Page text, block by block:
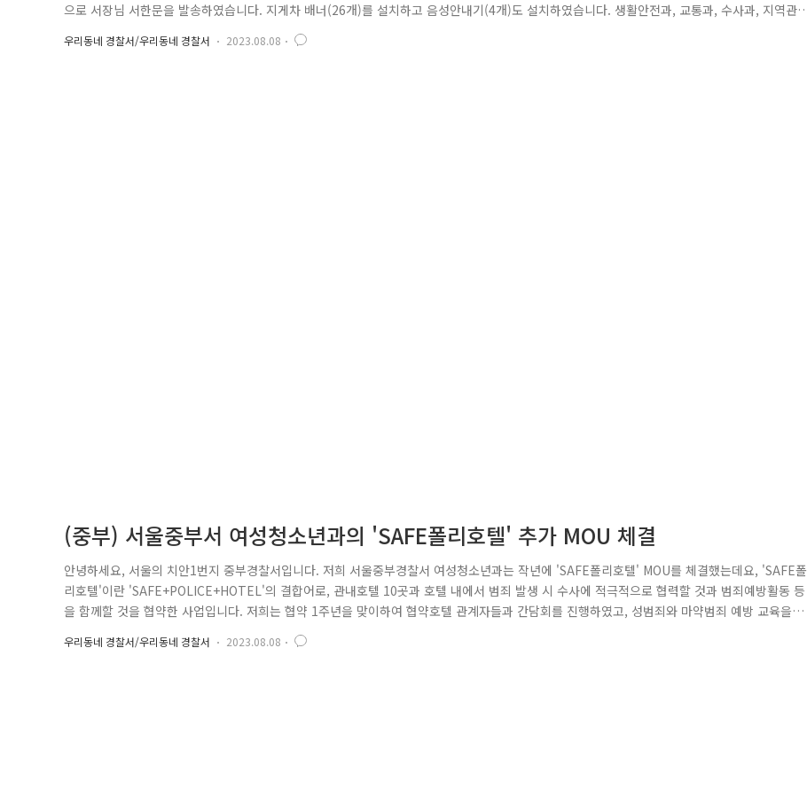
으로 서장님 서한문을 발송하였습니다. 지게차 배너(26개)를 설치하고 음성안내기(4개)도 설치하였습니다. 생활안전과, 교통과, 수사과, 지역관
서에서도 현장으로도 출동했는데요, 필동 인쇄거리, 수표로 인쇄거리, 마른내로 인쇄거리에서 사흘에 걸쳐 캠페인을 진행했습니다. 지게차 안전
수칙 리플릿과 보이스피싱 예방 정책이 담긴 부채를 인쇄업소에 배부해드리기도 하였습니다. 중구민의 불편 민원과 교통안전을 위해 언제나 노
우리동네 경찰서/우리동네 경찰서 2023.08.08
(중부) 서울중부서 여성청소년과의 'SAFE폴리호텔' 추가 MOU 체결
안녕하세요, 서울의 치안1번지 중부경찰서입니다. 저희 서울중부경찰서 여성청소년과는 작년에 'SAFE폴리호텔' MOU를 체결했는데요, 'SAFE폴
리호텔'이란 'SAFE+POLICE+HOTEL'의 결합어로, 관내호텔 10곳과 호텔 내에서 범죄 발생 시 수사에 적극적으로 협력할 것과 범죄예방활동 등
을 함께할 것을 협약한 사업입니다. 저희는 협약 1주년을 맞이하여 협약호텔 관계자들과 간담회를 진행하였고, 성범죄와 마약범죄 예방 교육을
실시하였습니다. 또한, '앰배서더 서울 풀만 호텔'과는 새롭게 업무협약을 체결하여 총 11곳과 뜻을 함께하게 되었습니다. 중구민과 중구를 방문
한 관광객의 안전을 지킬 수 있도록 앞으로도 협약 호텔과 다양한 활동을 통해 안전한 중구를 만들겠습니다!
우리동네 경찰서/우리동네 경찰서 2023.08.08